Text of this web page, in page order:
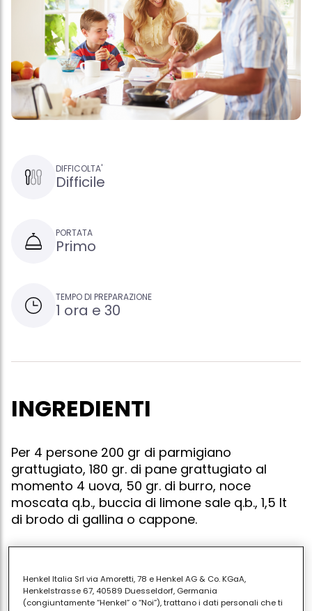
DIFFICOLTA'
Difficile
PORTATA
Primo
TEMPO DI PREPARAZIONE
1 ora e 30
INGREDIENTI
Per 4 persone 200 gr di parmigiano
grattugiato, 180 gr. di pane grattugiato al
momento 4 uova, 50 gr. di burro, noce
moscata q.b., buccia di limone sale q.b., 1,5 lt
di brodo di gallina o cappone.
In un recipiente rompere le uova ed aggiungere il
pane grattato, un pizzico di noce moscata, il sale, il
Henkel Italia Srl via Amoretti, 78 e Henkel AG & Co. KGaA,
Henkelstrasse 67, 40589 Duesseldorf, Germania
(congiuntamente “Henkel” o “Noi”), trattano i dati personali che ti